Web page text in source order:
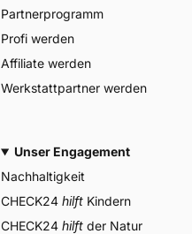
MC - Reifenservice Alfred
Schenk, Schonungen
Deutschland, schenk@mc-
reifen.de, +49 (0) 9721 /
Partnerprogramm
Profi werden
Affiliate werden
Werkstattpartner werden
Unser Engagement
Nachhaltigkeit
CHECK24 hilft Kindern
CHECK24 hilft der Natur